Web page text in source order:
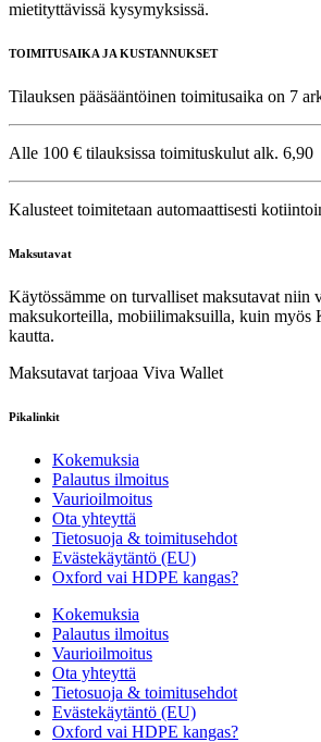
mietityttävissä kysymyksissä.
TOIMITUSAIKA JA KUSTANNUKSET
Tilauksen pääsääntöinen toimitusaika on 7
Alle 100 € tilauksissa toimituskulut alk. 6,90
Kalusteet toimitetaan automaattisesti
Maksutavat
Käytössämme on turvalliset maksutavat niin
maksukorteilla, mobiilimaksuilla, kuin myös
kautta.
Maksutavat tarjoaa Viva Wallet
Pikalinkit
Kokemuksia
Palautus ilmoitus
Vaurioilmoitus
Ota yhteyttä
Tietosuoja & toimitusehdot
Evästekäytäntö (EU)
Oxford vai HDPE kangas?
Kokemuksia
Palautus ilmoitus
Vaurioilmoitus
Ota yhteyttä
Tietosuoja & toimitusehdot
Evästekäytäntö (EU)
Oxford vai HDPE kangas?